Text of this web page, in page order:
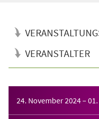
VERANSTALTER
24. November 2024–